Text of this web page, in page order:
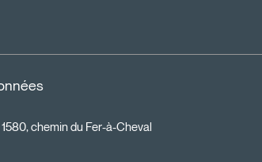
chemin du Fer-à-Cheval